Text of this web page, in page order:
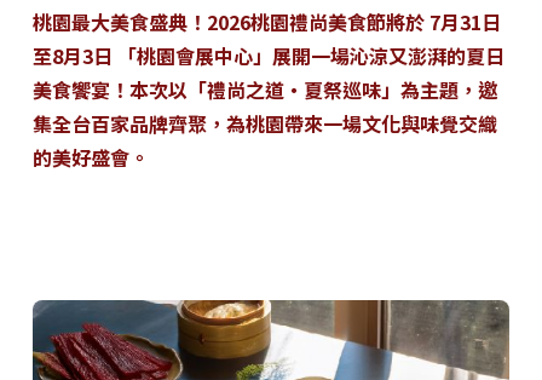
桃園最大美食盛典！2026桃園禮尚美食節將於 7月31日
至8月3日 「桃園會展中心」展開一場沁涼又澎湃的夏日
美食饗宴！本次以「禮尚之道・夏祭巡味」為主題，邀
集全台百家品牌齊聚，為桃園帶來一場文化與味覺交織
的美好盛會。